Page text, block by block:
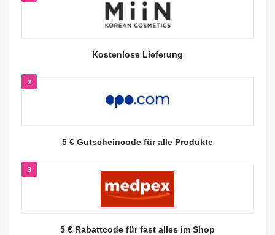
Kostenlose Lieferung
2
5 € Gutscheincode für alle Produkte
3
5 € Rabattcode für fast alles im Shop